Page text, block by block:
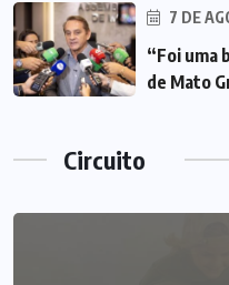
7 DE
“Foi uma
de Mato
Circuito